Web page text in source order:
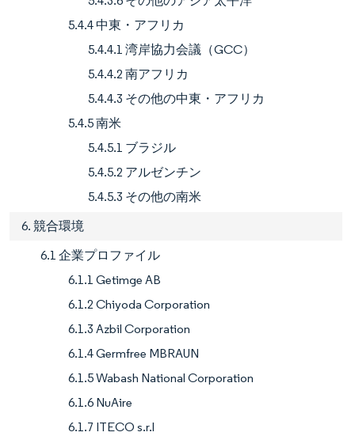
5.4.4 中東・アフリカ
5.4.4.1 湾岸協力会議（GCC）
5.4.4.2 南アフリカ
5.4.4.3 その他の中東・アフリカ
5.4.5 南米
5.4.5.1 ブラジル
5.4.5.2 アルゼンチン
5.4.5.3 その他の南米
6. 競合環境
6.1 企業プロファイル
6.1.1 Getimge AB
6.1.2 Chiyoda Corporation
6.1.3 Azbil Corporation
6.1.4 Germfree MBRAUN
6.1.5 Wabash National Corporation
6.1.6 NuAire
6.1.7 ITECO s.r.l